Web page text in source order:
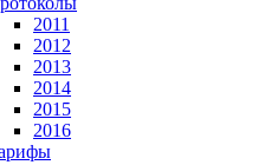
2011
2012
2013
2014
2015
2016